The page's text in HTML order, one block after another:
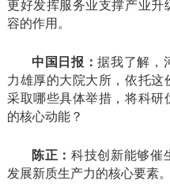
更好发挥服务业支撑产业升
容的作用。
中国日报：据我了解，
力雄厚的大院大所，依托
采取哪些具体举措，将科研
的核心动能？
陈正： 科技创新能够催
发展新质生产力的核心要素